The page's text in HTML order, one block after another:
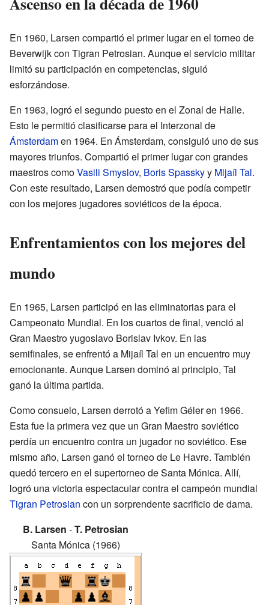
En 1960, Larsen compartió el primer lugar en el torneo de
Beverwijk con Tigran Petrosian. Aunque el servicio militar
limitó su participación en competencias, siguió
esforzándose.
En 1963, logró el segundo puesto en el Zonal de Halle.
Esto le permitió clasificarse para el Interzonal de
Ámsterdamen 1964. En Ámsterdam, consiguió uno de sus
mayores triunfos. Compartió el primer lugar con grandes
maestros comoVasili Smyslov, Boris Spasskyy Mijaíl Tal.
Con este resultado, Larsen demostró que podía competir
con los mejores jugadores soviéticos de la época.
Enfrentamientos con los mejores del
mundo
En 1965, Larsen participó en las eliminatorias para el
Campeonato Mundial. En los cuartos de final, venció al
Gran Maestro yugoslavo Borislav Ivkov. En las
semifinales, se enfrentó a Mijaíl Tal en un encuentro muy
emocionante. Aunque Larsen dominó al principio, Tal
ganó la última partida.
Como consuelo, Larsen derrotó a Yefim Géler en 1966.
Esta fue la primera vez que un Gran Maestro soviético
perdía un encuentro contra un jugador no soviético. Ese
mismo año, Larsen ganó el torneo de Le Havre. También
quedó tercero en el supertorneo de Santa Mónica. Allí,
logró una victoria espectacular contra el campeón mundial
Tigran Petrosian con un sorprendente sacrificio de dama.
B. Larsen -T. Petrosian
Santa Mónica (1966)